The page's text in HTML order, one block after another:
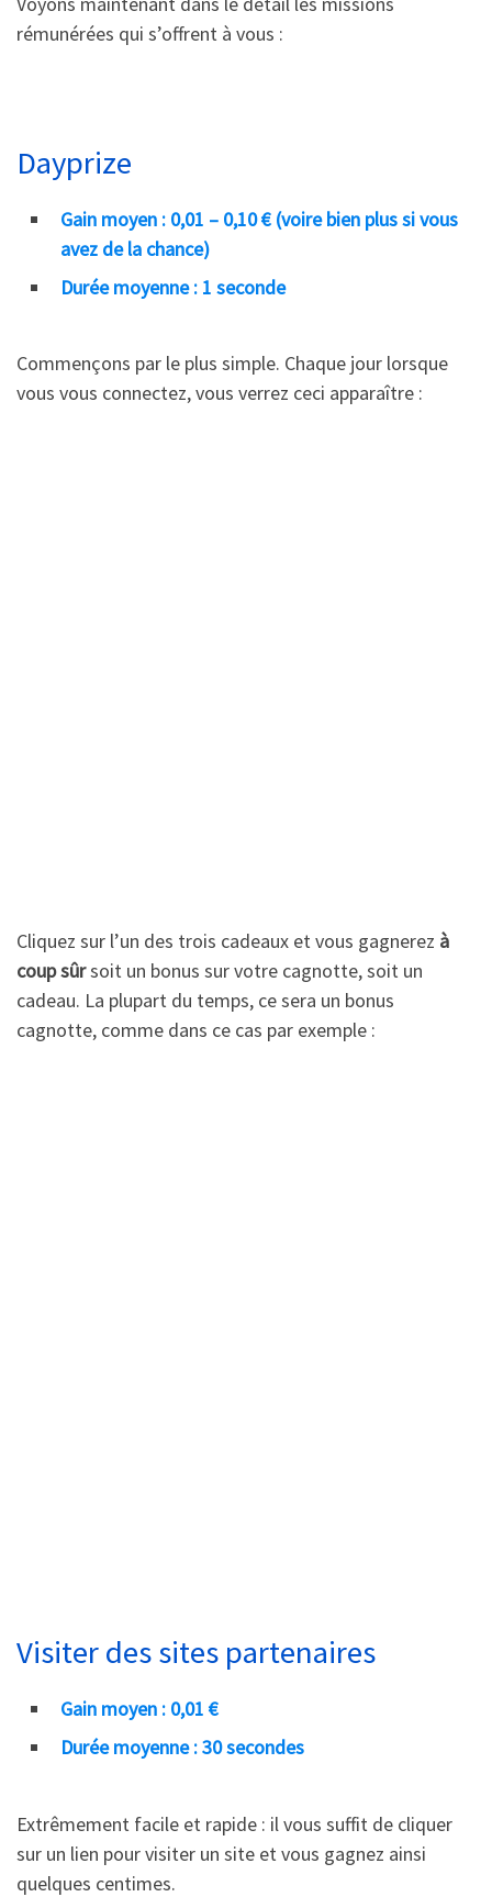
rémunérées qui s’offrent à vous :
Dayprize
Gain moyen : 0,01 – 0,10 € (voire bien plus si vous
avez de la chance)
Durée moyenne : 1 seconde
Commençons par le plus simple. Chaque jour lorsque
vous vous connectez, vous verrez ceci apparaître :
Cliquez sur l’un des trois cadeaux et vous gagnerez à
coup sûrsoit un bonus sur votre cagnotte, soit un
cadeau. La plupart du temps, ce sera un bonus
cagnotte, comme dans ce cas par exemple :
Visiter des sites partenaires
Gain moyen : 0,01 €
Durée moyenne : 30 secondes
Extrêmement facile et rapide : il vous suffit de cliquer
sur un lien pour visiter un site et vous gagnez ainsi
quelques centimes.